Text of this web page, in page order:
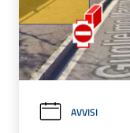
AVVISI